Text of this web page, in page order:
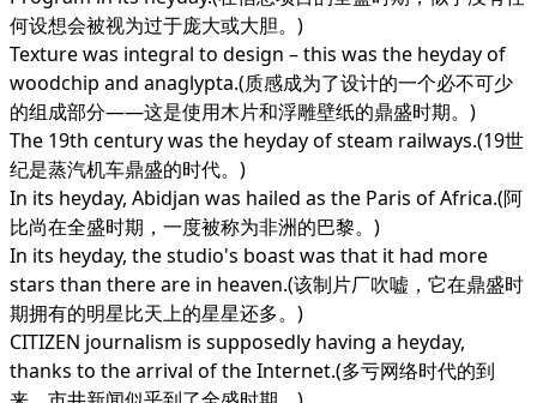
何设想会被视为过于庞大或大胆。)
Texture was integral to design – this was the heyday of
woodchip and anaglypta.(质感成为了设计的一个必不可少
的组成部分——这是使用木片和浮雕壁纸的鼎盛时期。)
The 19th century was the heyday of steam railways.(19世
纪是蒸汽机车鼎盛的时代。)
In its heyday, Abidjan was hailed as the Paris of Africa.(阿
比尚在全盛时期，一度被称为非洲的巴黎。)
In its heyday, the studio's boast was that it had more
stars than there are in heaven.(该制片厂吹嘘，它在鼎盛时
期拥有的明星比天上的星星还多。)
CITIZEN journalism is supposedly having a heyday,
thanks to the arrival of the Internet.(多亏网络时代的到